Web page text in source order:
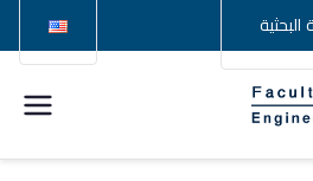
البحثية
كلية